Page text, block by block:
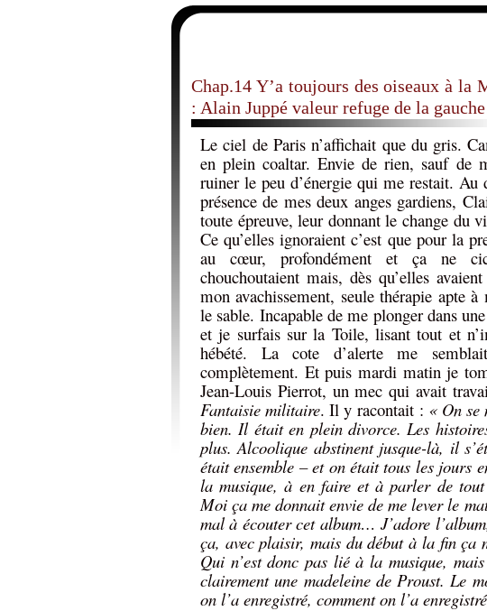
Chap.14 Y’a toujours des oiseaux à la
: Alain Juppé valeur refuge de la
Le ciel de Paris n’affichait que du gris.
en plein coaltar. Envie de rien, sauf de
ruiner le peu d’énergie qui me restait.
présence de mes deux anges gardiens,
toute épreuve, leur donnant le change du
Ce qu’elles ignoraient c’est que pour la
au cœur, profondément et ça ne
chouchoutaient mais, dès qu’elles
mon avachissement, seule thérapie apte
le sable. Incapable de me plonger dans
et je surfais sur la Toile, lisant tout et
hébété. La cote d’alerte me
complètement. Et puis mardi matin je
Jean-Louis Pierrot, un mec qui avait
Fantaisie militaire. Il y racontait : « On
bien. Il était en plein divorce. Les
plus. Alcoolique abstinent jusque-là, il
était ensemble – et on était tous les jours
la musique, à en faire et à parler de tout
Moi ça me donnait envie de me lever le
mal à écouter cet album… J’adore
ça, avec plaisir, mais du début à la fin ça
Qui n’est donc pas lié à la musique,
clairement une madeleine de Proust. Le
on l’a enregistré, comment on l’a